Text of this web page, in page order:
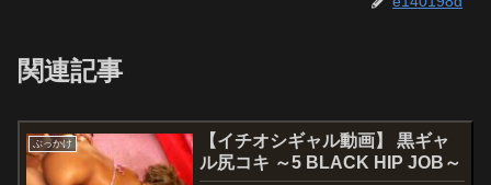
関連記事
ぶっかけ
【イチオシギャル動画】 黒ギャ
ル尻コキ ～5 BLACK HIP JOB～